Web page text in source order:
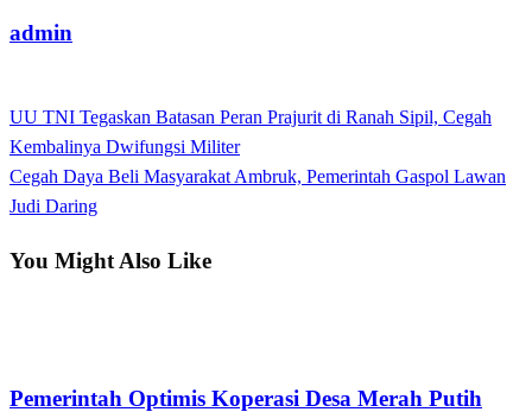
admin
Post
navigation
Previous
Post
UU TNI Tegaskan Batasan Peran Prajurit di Ranah Sipil, Cegah
Kembalinya Dwifungsi Militer
Next
Post
Cegah Daya Beli Masyarakat Ambruk, Pemerintah Gaspol Lawan
Judi Daring
You Might Also Like
Pemerintah Optimis Koperasi Desa Merah Putih